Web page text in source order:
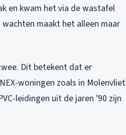
en kwam het via de wastafel
wachten maakt het alleen maar
Dit betekent dat er
woningen zoals in Molenvliet
leidingen uit de jaren ’90 zijn